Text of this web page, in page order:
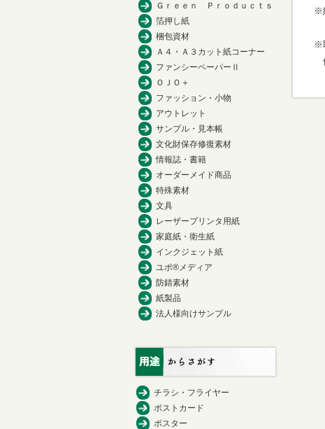
※
※
Ｇｒｅｅｎ Ｐｒｏｄｕｃｔｓ
箔押し紙
梱包資材
Ａ４・Ａ３カット紙コーナー
ファンシーペーパーⅡ
ＯＪＯ＋
ファッション・小物
アウトレット
サンプル・見本帳
文化財保存修復素材
情報誌・書籍
オーダーメイド商品
特殊素材
文具
レーザープリンタ用紙
家庭紙・衛生紙
インクジェット紙
ユポ®メディア
防錆素材
紙製品
法人様向けサンプル
チラシ・フライヤー
ポストカード
ポスター